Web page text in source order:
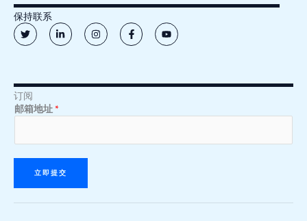
保持联系
T
w
i
r
L
i
n
i
i
I
n
s
r
F
a
c
o
f
Y
o
u
e
订阅
邮
箱
址
邮箱地址*
立即提交